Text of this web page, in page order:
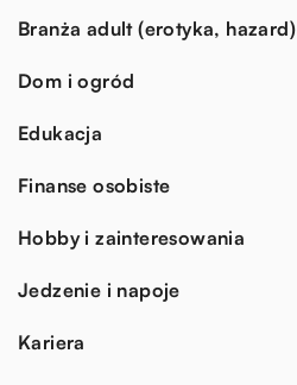
Branża adult (erotyka, hazard)
Dom i ogród
Edukacja
Finanse osobiste
Hobby i zainteresowania
Jedzenie i napoje
Kariera